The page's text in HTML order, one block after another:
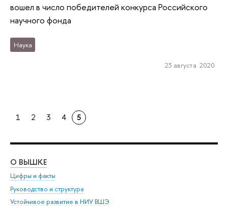
вошел в число победителей конкурса Российского
научного фонда
Наука
23 августа 2020
1 2 3 4 5
О ВЫШКЕ
Цифры и факты
Руководство и структура
Устойчивое развитие в НИУ ВШЭ